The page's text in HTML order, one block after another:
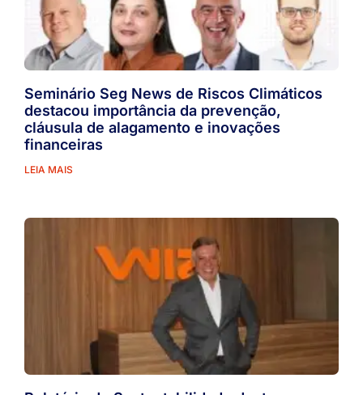
Seminário Seg News de Riscos Climáticos
destacou importância da prevenção,
cláusula de alagamento e inovações
financeiras
LEIA MAIS